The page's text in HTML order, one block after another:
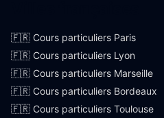
🇫🇷 Cours particuliers Paris
🇫🇷 Cours particuliers Lyon
🇫🇷 Cours particuliers Marseille
🇫🇷 Cours particuliers Bordeaux
🇫🇷 Cours particuliers Toulouse